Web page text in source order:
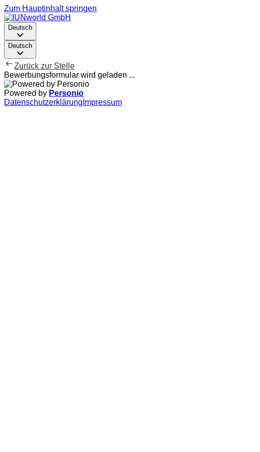
Zum Hauptinhalt springen
Deutsch
Deutsch
Zurück zur Stelle
Bewerbungsformular wird geladen ...
Powered by Personio
Datenschutzerklärung Impressum